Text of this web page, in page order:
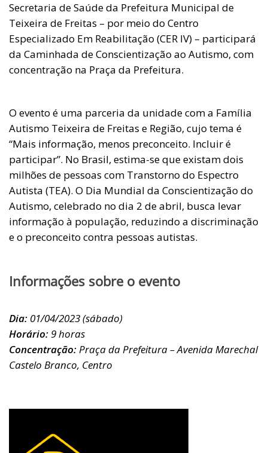
Secretaria de Saúde da Prefeitura Municipal de
Teixeira de Freitas – por meio do Centro
Especializado Em Reabilitação (CER IV) – participará
da Caminhada de Conscientização ao Autismo, com
concentração na Praça da Prefeitura.
O evento é uma parceria da unidade com a Família
Autismo Teixeira de Freitas e Região, cujo tema é
“Mais informação, menos preconceito. Incluir é
participar”. No Brasil, estima-se que existam dois
milhões de pessoas com Transtorno do Espectro
Autista (TEA). O Dia Mundial da Conscientização do
Autismo, celebrado no dia 2 de abril, busca levar
informação à população, reduzindo a discriminação
e o preconceito contra pessoas autistas.
Informações sobre o evento
Dia: 01/04/2023 (sábado)
Horário:9 horas
Concentração:Praça da Prefeitura – Avenida Marechal
Castelo Branco, Centro